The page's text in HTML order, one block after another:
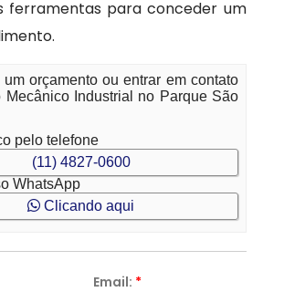
ferramentas para conceder um
orçamento ou entrar em contato
Mecânico Industrial no Parque São
pelo telefone
(11) 4827-0600
WhatsApp
Clicando aqui
Email: *